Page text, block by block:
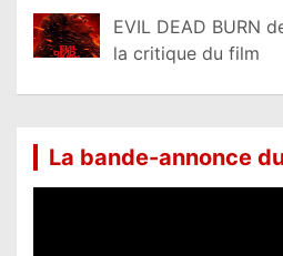
EVIL DEAD BURN
la critique du film
La bande-annonce